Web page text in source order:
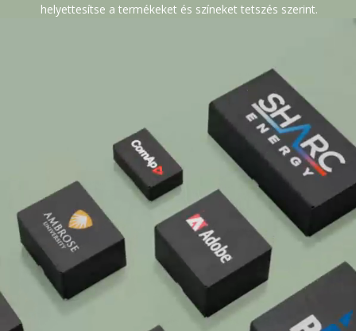
helyettesítse a termékeket és színeket tetszés szerint.